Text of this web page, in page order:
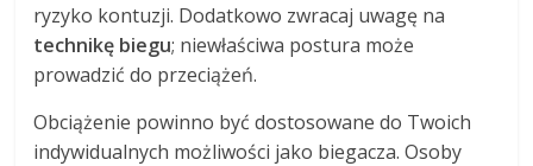
ryzyko kontuzji. Dodatkowo zwracaj uwagę na
technikę biegu; niewłaściwa postura może
prowadzić do przeciążeń.
Obciążenie powinno być dostosowane do Twoich
indywidualnych możliwości jako biegacza. Osoby